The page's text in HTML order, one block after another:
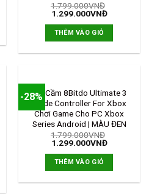
1.799.000VNĐ
1.299.000VNĐ
THÊM VÀO GIỎ
-28%Tay Cầm 8Bitdo Ultimate 3
Mode Controller For Xbox
Chơi Game Cho PC Xbox
Series Android | MÀU ĐEN
1.799.000VNĐ
1.299.000VNĐ
THÊM VÀO GIỎ